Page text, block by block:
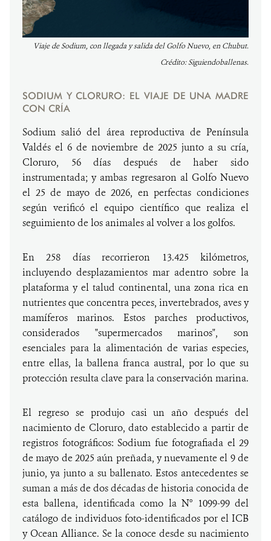
Viaje de Sodium, con llegada y salida del Golfo Nuevo, en Chubut.
Crédito: Siguiendoballenas.
SODIUM Y CLORURO: EL VIAJE DE UNA MADRE
CON CRÍA
Sodium salió del área reproductiva de Península
Valdés el 6 de noviembre de 2025 junto a su cría,
Cloruro, 56 días después de haber sido
instrumentada; y ambas regresaron al Golfo Nuevo
el 25 de mayo de 2026, en perfectas condiciones
según verificó el equipo científico que realiza el
seguimiento de los animales al volver a los golfos.
En 258 días recorrieron 13.425 kilómetros,
incluyendo desplazamientos mar adentro sobre la
plataforma y el talud continental, una zona rica en
nutrientes que concentra peces, invertebrados, aves y
mamíferos marinos. Estos parches productivos,
considerados "supermercados marinos", son
esenciales para la alimentación de varias especies,
entre ellas, la ballena franca austral, por lo que su
protección resulta clave para la conservación marina.
El regreso se produjo casi un año después del
nacimiento de Cloruro, dato establecido a partir de
registros fotográficos: Sodium fue fotografiada el 29
de mayo de 2025 aún preñada, y nuevamente el 9 de
junio, ya junto a su ballenato. Estos antecedentes se
suman a más de dos décadas de historia conocida de
esta ballena, identificada como la N° 1099-99 del
catálogo de individuos foto-identificados por el ICB
y Ocean Alliance. Se la conoce desde su nacimiento